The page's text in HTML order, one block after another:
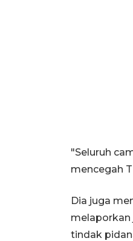
"Seluruh
mencegah
Dia juga
melaporkan
tindak